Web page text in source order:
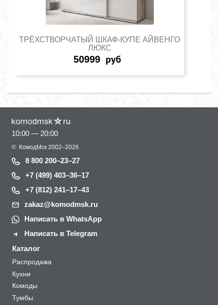
ТРЁХСТВОРЧАТЫЙ ШКАФ-КУПЕ АЙВЕНГО
ЛЮКС
50999 руб
10:00 — 20:00
© КомодМск 2002–2026
8 800 200–23–27
+7 (499) 403–36–17
+7 (812) 241–17–43
zakaz@komodmsk.ru
Написать в WhatsApp
Написать в Telegram
Каталог
Распродажа
Кухни
Комоды
Тумбы